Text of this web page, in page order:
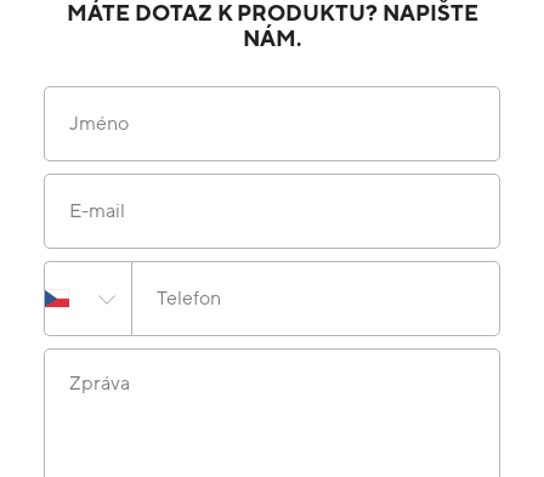
MÁTE DOTAZ K PRODUKTU? NAPIŠTE
NÁM.
Jméno
E-mail
Telefon
Zpráva